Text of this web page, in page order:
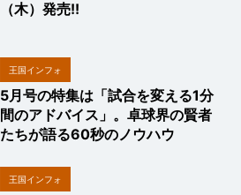
（木）発売!!
王国インフォ
5月号の特集は「試合を変える1分
間のアドバイス」。卓球界の賢者
たちが語る60秒のノウハウ
王国インフォ